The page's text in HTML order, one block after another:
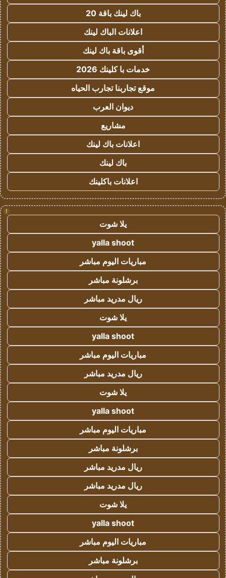
باك لينك باقة 20
اعلانات الباك لينك
أقوى باقة باك لينك
خدمات با كلينك 2026
موقع تجاربنا تجارب الحياه
ديوان العرب
مشاريع
اعلانات باك لينك
باك لينك
اعلانات باكلينك
!
يلا شوت
yalla shoot
مباريات اليوم مباشر
برشلونة مباشر
ريال مدريد مباشر
يلا شوت
yalla shoot
مباريات اليوم مباشر
ريال مدريد مباشر
يلا شوت
yalla shoot
مباريات اليوم مباشر
برشلونة مباشر
ريال مدريد مباشر
ريال مدريد مباشر
يلا شوت
yalla shoot
مباريات اليوم مباشر
برشلونة مباشر